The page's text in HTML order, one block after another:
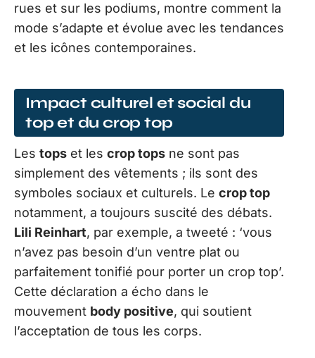
rues et sur les podiums, montre comment la
mode s’adapte et évolue avec les tendances
et les icônes contemporaines.
Impact culturel et social du
top et du crop top
Les tops et les crop tops ne sont pas
simplement des vêtements ; ils sont des
symboles sociaux et culturels. Le crop top
notamment, a toujours suscité des débats.
Lili Reinhart, par exemple, a tweeté : ‘vous
n’avez pas besoin d’un ventre plat ou
parfaitement tonifié pour porter un crop top’.
Cette déclaration a écho dans le
mouvement body positive, qui soutient
l’acceptation de tous les corps.